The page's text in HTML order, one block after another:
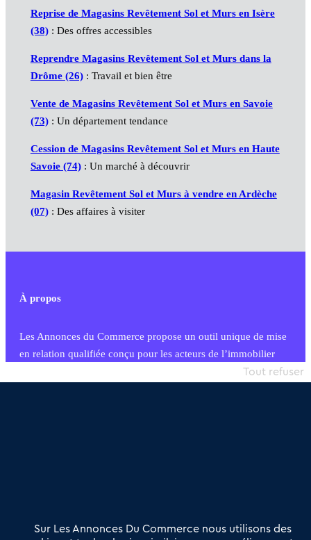
Reprise de Magasins Revêtement Sol et Murs en Isère
(38): Des offres accessibles
Reprendre Magasins Revêtement Sol et Murs dans la
Drôme (26): Travail et bien être
Vente de Magasins Revêtement Sol et Murs en Savoie
(73): Un département tendance
Cession de Magasins Revêtement Sol et Murs en Haute
Savoie (74): Un marché à découvrir
Magasin Revêtement Sol et Murs à vendre en Ardèche
(07): Des affaires à visiter
À propos
Les Annonces du Commerce propose un outil unique de mise
en relation qualifiée conçu pour les acteurs de l’immobilier
commercial et les collectivités territoriales, simple et intégrant
Offres Pro
Actualités
Sur Les Annonces Du Commerce nous utilisons des
Tout refuser